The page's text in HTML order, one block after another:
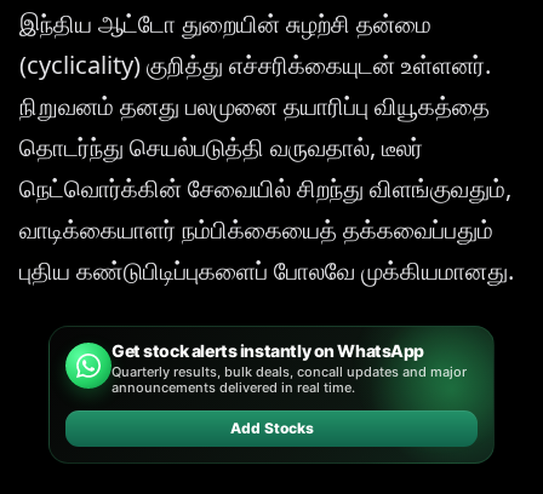
இந்திய ஆட்டோ துறையின் சுழற்சி தன்மை
(cyclicality) குறித்து எச்சரிக்கையுடன் உள்ளனர்.
நிறுவனம் தனது பலமுனை தயாரிப்பு வியூகத்தை
தொடர்ந்து செயல்படுத்தி வருவதால், டீலர்
நெட்வொர்க்கின் சேவையில் சிறந்து விளங்குவதும்,
வாடிக்கையாளர் நம்பிக்கையைத் தக்கவைப்பதும்
புதிய கண்டுபிடிப்புகளைப் போலவே முக்கியமானது.
Get stock alerts instantly on WhatsApp
Quarterly results, bulk deals, concall updates and major
announcements delivered in real time.
Add Stocks